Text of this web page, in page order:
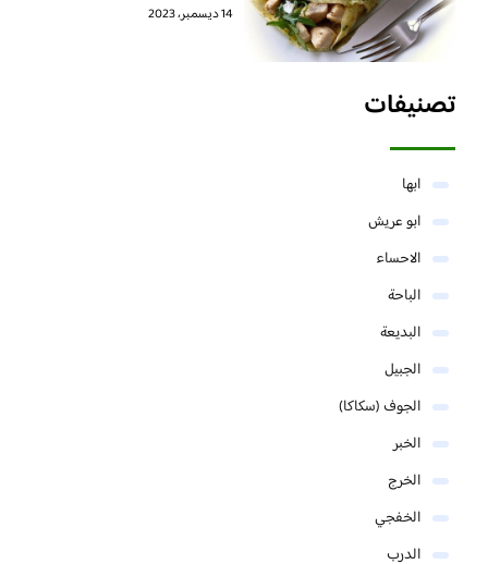
14 ديسمبر، 2023
تصنيفات
ابها
ابو عريش
الاحساء
الباحة
البديعة
الجبيل
الجوف (سكاكا)
الخبر
الخرج
الخفجي
الدرب